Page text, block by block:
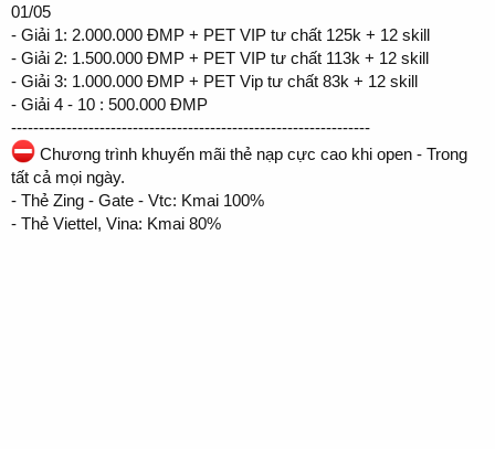
01/05
- Giải 1: 2.000.000 ĐMP + PET VIP tư chất 125k + 12 skill
- Giải 2: 1.500.000 ĐMP + PET VIP tư chất 113k + 12 skill
- Giải 3: 1.000.000 ĐMP + PET Vip tư chất 83k + 12 skill
- Giải 4 - 10 : 500.000 ĐMP
-----------------------------------------------------------------
Chương trình khuyến mãi thẻ nạp cực cao khi open - Trong
tất cả mọi ngày.
- Thẻ Zing - Gate - Vtc: Kmai 100%
- Thẻ Viettel, Vina: Kmai 80%